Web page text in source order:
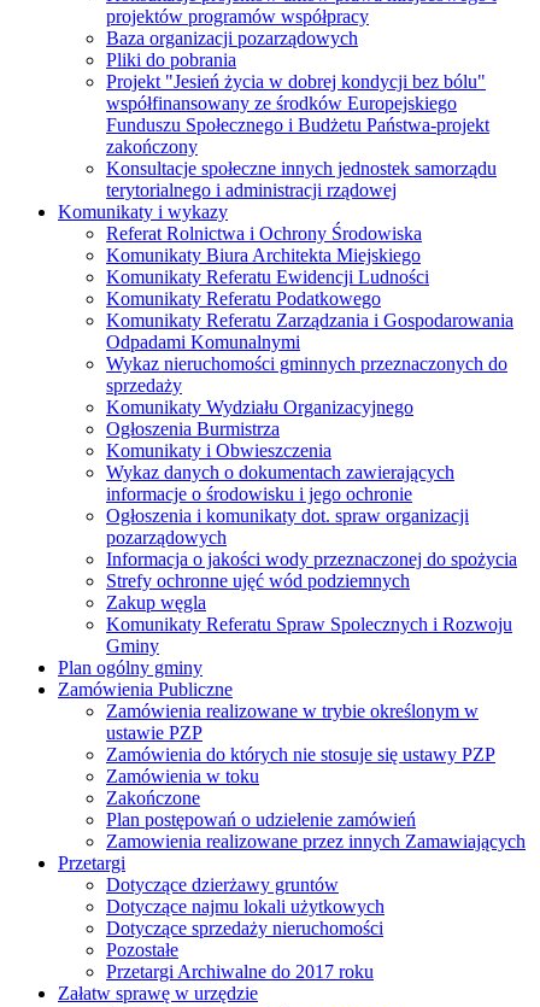
projektów programów współpracy
Baza organizacji pozarządowych
Pliki do pobrania
Projekt "Jesień życia w dobrej kondycji bez bólu"
współfinansowany ze środków Europejskiego
Funduszu Społecznego i Budżetu Państwa-projekt
zakończony
Konsultacje społeczne innych jednostek samorządu
terytorialnego i administracji rządowej
Komunikaty i wykazy
Referat Rolnictwa i Ochrony Środowiska
Komunikaty Biura Architekta Miejskiego
Komunikaty Referatu Ewidencji Ludności
Komunikaty Referatu Podatkowego
Komunikaty Referatu Zarządzania i Gospodarowania
Odpadami Komunalnymi
Wykaz nieruchomości gminnych przeznaczonych do
sprzedaży
Komunikaty Wydziału Organizacyjnego
Ogłoszenia Burmistrza
Komunikaty i Obwieszczenia
Wykaz danych o dokumentach zawierających
informacje o środowisku i jego ochronie
Ogłoszenia i komunikaty dot. spraw organizacji
pozarządowych
Informacja o jakości wody przeznaczonej do spożycia
Strefy ochronne ujęć wód podziemnych
Zakup węgla
Komunikaty Referatu Spraw Spolecznych i Rozwoju
Gminy
Plan ogólny gminy
Zamówienia Publiczne
Zamówienia realizowane w trybie określonym w
ustawie PZP
Zamówienia do których nie stosuje się ustawy PZP
Zamówienia w toku
Zakończone
Plan postępowań o udzielenie zamówień
Zamowienia realizowane przez innych Zamawiających
Przetargi
Dotyczące dzierżawy gruntów
Dotyczące najmu lokali użytkowych
Dotyczące sprzedaży nieruchomości
Pozostałe
Przetargi Archiwalne do 2017 roku
Załatw sprawę w urzędzie